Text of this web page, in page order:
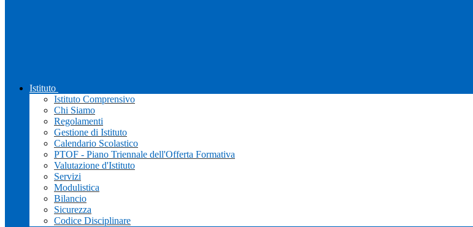
Istituto
Istituto Comprensivo
Chi Siamo
Regolamenti
Gestione di Istituto
Calendario Scolastico
PTOF - Piano Triennale dell'Offerta Formativa
Valutazione d'Istituto
Servizi
Modulistica
Bilancio
Sicurezza
Codice Disciplinare